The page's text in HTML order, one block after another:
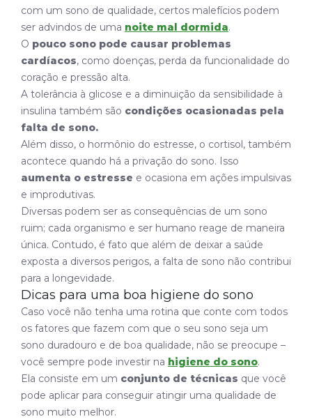
com um sono de qualidade, certos malefícios podem
ser advindos de uma noite mal dormida.
O pouco sono pode causar problemas
cardíacos, como doenças, perda da funcionalidade do
coração e pressão alta.
A tolerância à glicose e a diminuição da sensibilidade à
insulina também são condições ocasionadas pela
falta de sono.
Além disso, o hormônio do estresse, o cortisol, também
acontece quando há a privação do sono. Isso
aumenta o estresse e ocasiona em ações impulsivas
e improdutivas.
Diversas podem ser as consequências de um sono
ruim; cada organismo e ser humano reage de maneira
única. Contudo, é fato que além de deixar a saúde
exposta a diversos perigos, a falta de sono não contribui
para a longevidade.
Dicas para uma boa higiene do sono
Caso você não tenha uma rotina que conte com todos
os fatores que fazem com que o seu sono seja um
sono duradouro e de boa qualidade, não se preocupe –
você sempre pode investir na higiene do sono.
Ela consiste em um conjunto de técnicas que você
pode aplicar para conseguir atingir uma qualidade de
sono muito melhor.